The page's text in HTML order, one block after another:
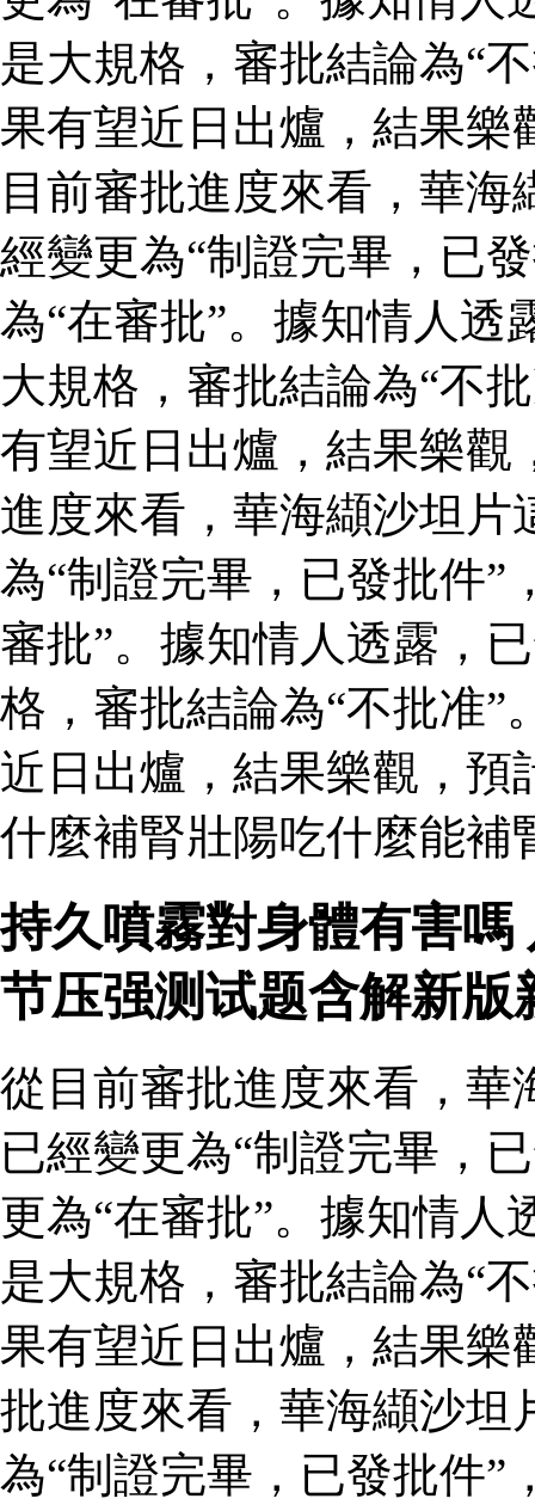
是大規格，審批結論為“
果有望近日出爐，結果
目前審批進度來看，華
經變更為“制證完畢，已
為“在審批”。據知情人透
大規格，審批結論為“不
有望近日出爐，結果樂觀
進度來看，華海纈沙坦片
為“制證完畢，已發批件”
審批”。據知情人透露，
格，審批結論為“不批准”
近日出爐，結果樂觀，
什麼補腎壯陽吃什麼能補
持久噴霧對身體有害
节压强测试题含解新版
從目前審批進度來看，華
已經變更為“制證完畢，
更為“在審批”。據知情
是大規格，審批結論為“
果有望近日出爐，結果樂
批進度來看，華海纈沙坦
為“制證完畢，已發批件”